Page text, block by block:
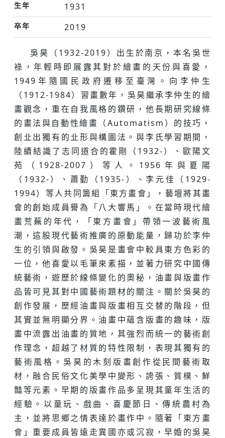
生年 1931
卒年 2019
吳昊（1932-2019）出生於南京，本名吳世
祿，年輕時即展露其對於繪畫的天份與喜愛，
1949年隨國民政府遷移至臺灣。向李仲生
（1912-1984）習畫數年，吳昊繼承李仲生的繪
畫觀念，重在自我風格的鑽研，他長期研究線條
的畫法與自動性繪畫（Automatism）的技巧，
創㐀出獨有的㐀形與構圖法。與李氏學習期間，
陸續結識了志同道合的霍剛（1932-）、歐陽文
苑（1928-2007）等人。1956年與夏陽
（1932-）、蕭勤（1935-）、李元佳（1929-
1994）等人共同籌組「東方畫會」，藝壇將其畫
會的創始成員譽為「八大響馬」。在當時現代繪
畫荒蕪的年代，「東方畫會」帶領一波藝術風
潮，這股現代藝術推廣的原動能量，歸功於李仲
生的引領與啟發。吳昊是畫會中較具東方色彩的
一位，他喜愛以毛筆來素描，並著力研究中國傳
統藝術，遊歷於線條變化的奧秘，油畫與版畫作
品皆可見其對中國藝術題材的關注。關於吳昊的
創作發展，歷經油畫與版畫相互交替的階段，但
其實並無明顯分界。油畫中蘊含版畫的趣味，版
畫中流露出油畫的質地，其強烈而統一的藝術創
作理念，超越了材質的特性限制，表現其獨有的
藝術風格。吳昊的木刻版畫創作從民間藝術取
材，融合民俗文化美學中變形、誇張、質樸、鮮
豔等元素。早期的版畫作品多呈現其童年生活的
經驗。以童玩、戲曲、喜慶節日、傳統農村為
主，並將思鄉之情表達於畫作中。隨著「東方畫
會」重要成員皆遠走異國亦或沉寂，早婚的吳昊